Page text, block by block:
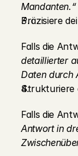
Mandanten.“
Präzisiere
Falls die
detaillierter
Daten durch
Strukturiere
Falls die
Antwort in